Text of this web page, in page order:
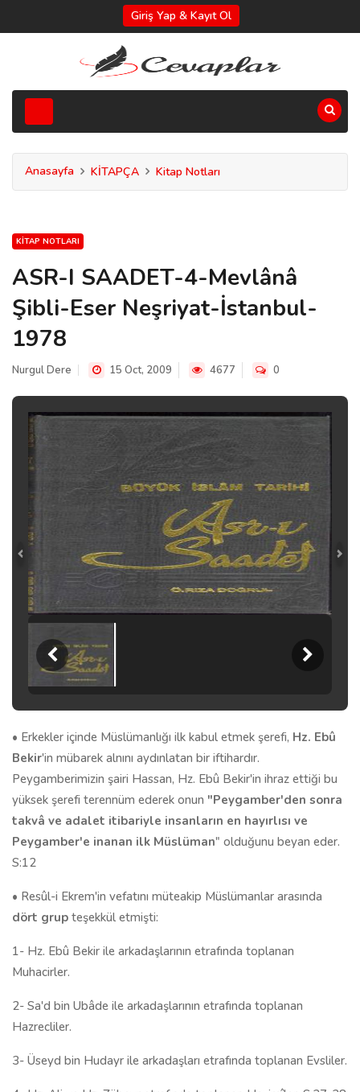
Giriş Yap & Kayıt Ol
Anasayfa KİTAPÇA Kitap Notları
KITAP NOTLARI
ASR-I SAADET-4-Mevlânâ
Şibli-Eser Neşriyat-İstanbul-
1978
Nurgul Dere 15 Oct, 2009 4677 0
• Erkekler içinde Müslümanlığı ilk kabul etmek şerefi, Hz. Ebû
Bekir'in mübarek alnını aydınlatan bir iftihardır.
Peygamberimizin şairi Hassan, Hz. Ebû Bekir'in ihraz ettiği bu
yüksek şerefi terennüm ederek onun "Peygamber'den sonra
takvâ ve adalet itibariyle insanların en hayırlısı ve
Peygamber'e inanan ilk Müslüman" olduğunu beyan eder.
S:12
• Resûl-i Ekrem'in vefatını müteakip Müslümanlar arasında
dört grup teşekkül etmişti:
1- Hz. Ebû Bekir ile arkadaşlarının etrafında toplanan
Muhacirler.
2- Sa'd bin Ubâde ile arkadaşlarının etrafında toplanan
Hazrecliler.
3- Üseyd bin Hudayr ile arkadaşları etrafında toplanan Evsliler.